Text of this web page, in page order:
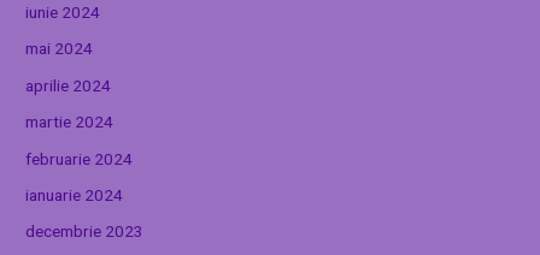
iunie 2024
mai 2024
aprilie 2024
martie 2024
februarie 2024
ianuarie 2024
decembrie 2023